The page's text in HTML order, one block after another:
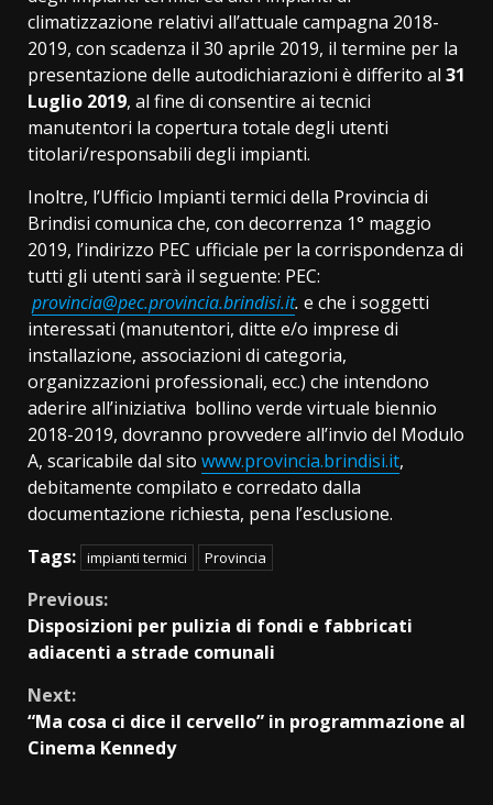
climatizzazione relativi all’attuale campagna 2018-
2019, con scadenza il 30 aprile 2019, il termine per la
presentazione delle autodichiarazioni è differito al 31
Luglio 2019, al fine di consentire ai tecnici
manutentori la copertura totale degli utenti
titolari/responsabili degli impianti.
Inoltre, l’Ufficio Impianti termici della Provincia di
Brindisi comunica che, con decorrenza 1° maggio
2019, l’indirizzo PEC ufficiale per la corrispondenza di
tutti gli utenti sarà il seguente: PEC:
provincia@pec.provincia.brindisi.it. e che i soggetti
interessati (manutentori, ditte e/o imprese di
installazione, associazioni di categoria,
organizzazioni professionali, ecc.) che intendono
aderire all’iniziativa bollino verde virtuale biennio
2018-2019, dovranno provvedere all’invio del Modulo
A, scaricabile dal sito www.provincia.brindisi.it,
debitamente compilato e corredato dalla
documentazione richiesta, pena l’esclusione.
Tags: impianti termici Provincia
Continue
Reading
Previous:
Disposizioni per pulizia di fondi e fabbricati
adiacenti a strade comunali
Next:
“Ma cosa ci dice il cervello” in programmazione al
Cinema Kennedy